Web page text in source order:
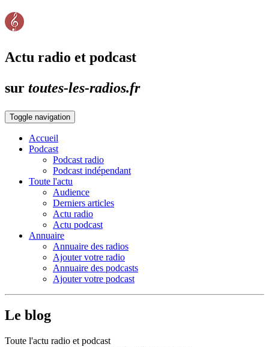
Actu radio et podcast
sur toutes-les-radios.fr
Toggle navigation
Accueil
Podcast
Podcast radio
Podcast indépendant
Toute l'actu
Audience
Derniers articles
Actu radio
Actu podcast
Annuaire
Annuaire des radios
Ajouter votre radio
Annuaire des podcasts
Ajouter votre podcast
Le blog
Toute l'actu radio et podcast